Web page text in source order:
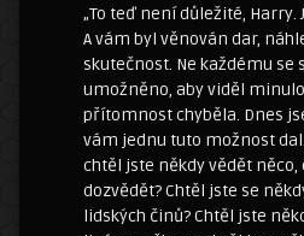
„To teď není důležité, Harry.
A vám byl věnován dar,
skutečnost. Ne každému se
umožněno, aby viděl
přítomnost chyběla. Dnes
vám jednu tuto možnost
chtěl jste někdy vědět
dozvědět? Chtěl jste se
lidských činů? Chtěl jste